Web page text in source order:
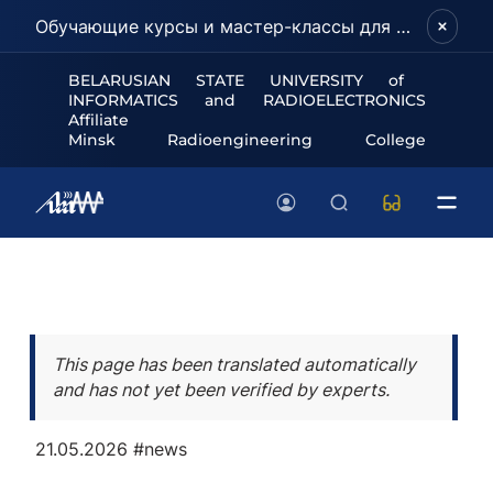
Обучающие курсы и мастер-классы для школьников и абитуриентов!
BELARUSIAN STATE UNIVERSITY of
INFORMATICS and RADIOELECTRONICS
Affiliate
Minsk Radioengineering College
This page has been translated automatically
and has not yet been verified by experts.
21.05.2026 #news